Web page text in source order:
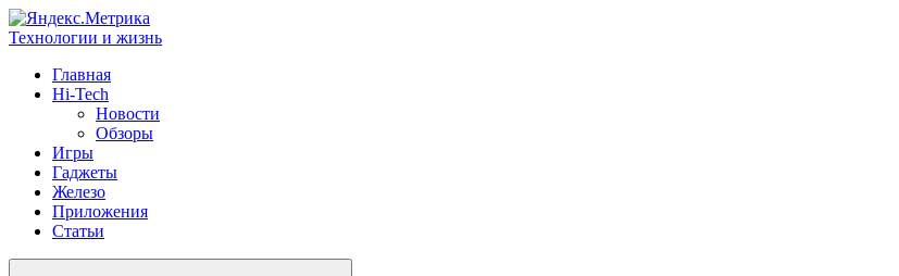
Технологии и жизнь
Главная
Hi-Tech
Новости
Обзоры
Игры
Гаджеты
Железо
Приложения
Статьи